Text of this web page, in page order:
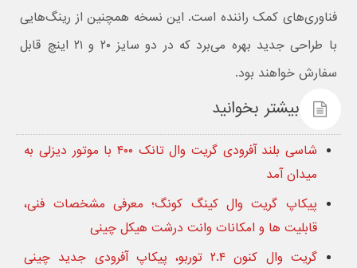
فناوری‌های کمک راننده است. این نسخه همچنین از رینگ‌هایی
با طراحی جدید بهره می‌برد که در دو سایز ۲۰ و ۲۱ اینچ قابل
سفارش خواهند بود.
بیشتر بخوانید
شاسی بلند آفرودی گریت وال تانک ۴۰۰ با موتور دیزلی به
میدان آمد
پیکاپ گریت وال کینگ کونگ؛ معرفی مشخصات فنی،
قابلیت ها و امکانات وانت درشت هیکل چینی
گریت وال کنون ۲.۴ توربو، پیکاپ آفرودی جدید چینی